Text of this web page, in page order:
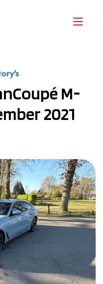
M-
2021